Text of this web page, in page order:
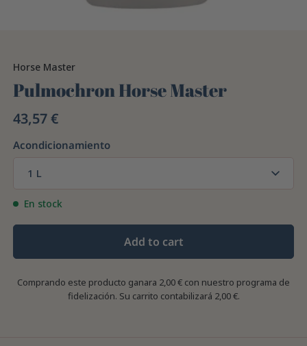
Horse Master
Pulmochron Horse Master
43,57 €
Acondicionamiento
1 L
En stock
Add to cart
Comprando este producto ganara 2,00 € con nuestro programa de
fidelización. Su carrito contabilizará 2,00 €.